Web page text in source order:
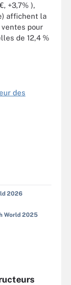
+3,7% ),
affichent la
ventes pour
de 12,4 %
des
2026
World 2025